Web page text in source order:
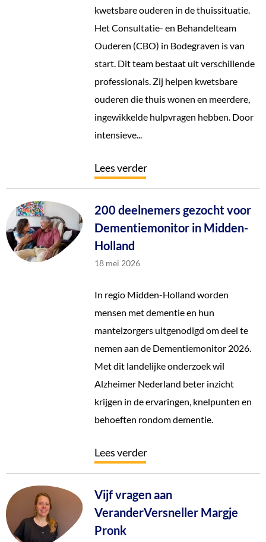
kwetsbare ouderen in de thuissituatie.
Het Consultatie- en Behandelteam
Ouderen (CBO) in Bodegraven is van
start. Dit team bestaat uit verschillende
professionals. Zij helpen kwetsbare
ouderen die thuis wonen en meerdere,
ingewikkelde hulpvragen hebben. Door
intensieve...
Lees verder
200 deelnemers gezocht voor
Dementiemonitor in Midden-
Holland
18 mei 2026
In regio Midden-Holland worden
mensen met dementie en hun
mantelzorgers uitgenodigd om deel te
nemen aan de Dementiemonitor 2026.
Met dit landelijke onderzoek wil
Alzheimer Nederland beter inzicht
krijgen in de ervaringen, knelpunten en
behoeften rondom dementie.
Lees verder
Vijf vragen aan
VeranderVersneller Margje
Pronk